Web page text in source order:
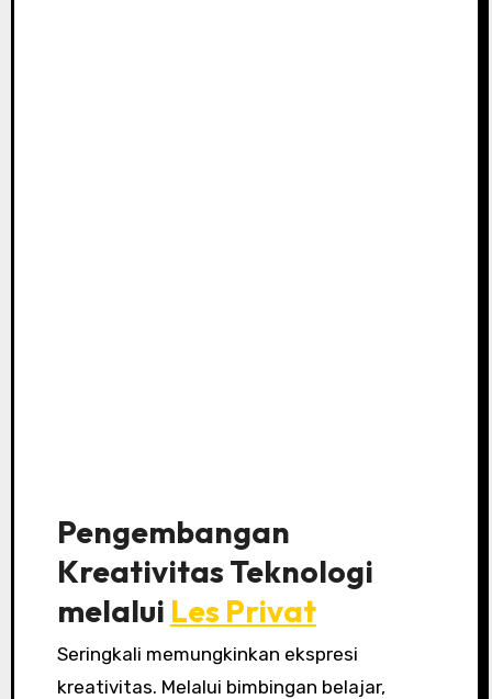
Pengembangan
Kreativitas Teknologi
melalui Les Privat
Seringkali memungkinkan ekspresi
kreativitas. Melalui bimbingan belajar,